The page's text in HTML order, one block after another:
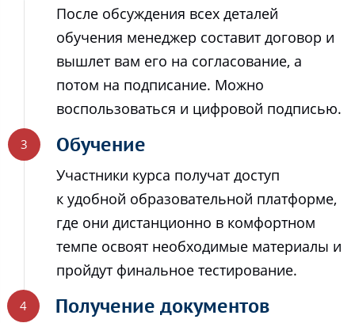
После обсуждения всех деталей
обучения менеджер составит договор и
вышлет вам его на согласование, а
потом на подписание. Можно
воспользоваться и цифровой подписью.
Обучение
Участники курса получат доступ
к удобной образовательной платформе,
где они дистанционно в комфортном
темпе освоят необходимые материалы и
пройдут финальное тестирование.
Получение документов